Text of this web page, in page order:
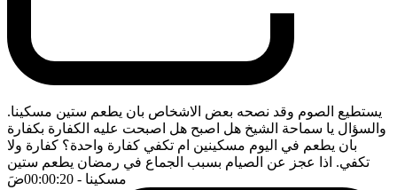
يستطيع الصوم وقد نصحه بعض الاشخاص بان يطعم ستين مسكينا.
والسؤال يا سماحة الشيخ هل اصبح هل اصبحت عليه الكفارة بكفارة
بان يطعم في اليوم مسكينين ام تكفي كفارة واحدة؟ كفارة ولا
تكفي. اذا عجز عن الصيام بسبب الجماع في رمضان يطعم ستين
مسكينا - 00:00:20 ضَ